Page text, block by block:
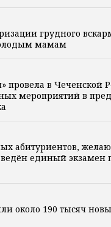
грудного
мамам
провела в Чеченской
мероприятий в
абитуриентов,
единый экзамен
около 190 тысяч